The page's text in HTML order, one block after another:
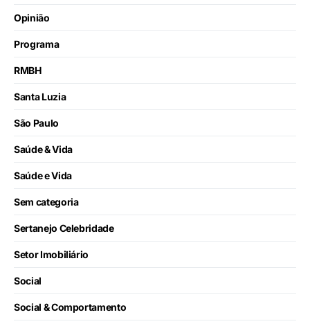
Opinião
Programa
RMBH
Santa Luzia
São Paulo
Saúde & Vida
Saúde e Vida
Sem categoria
Sertanejo Celebridade
Setor Imobiliário
Social
Social & Comportamento